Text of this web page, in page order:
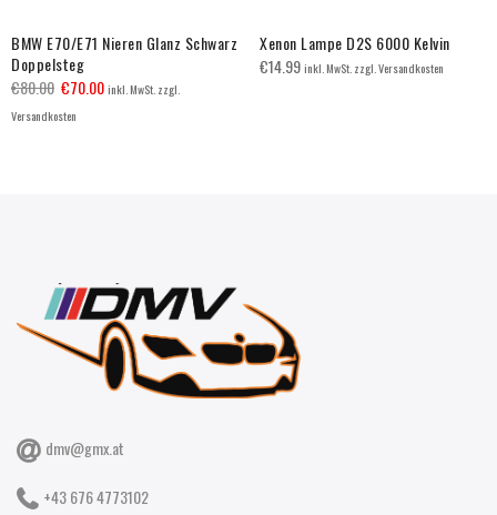
BMW E70/E71 Nieren Glanz Schwarz
Doppelsteg
€80.00 €70.00inkl. MwSt. zzgl.
Versandkosten
Xenon Lampe D2S 6000 Kelvin
€14.99inkl. MwSt. zzgl. Versandkosten
dmv@gmx.at
+43 676 4773102